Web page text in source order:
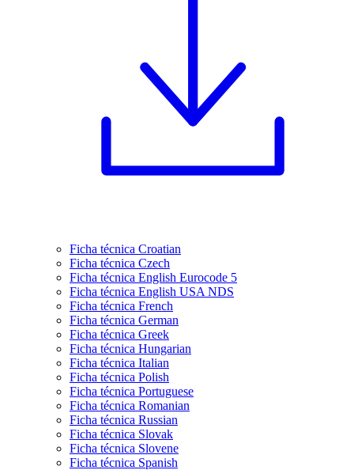
Ficha técnica Croatian
Ficha técnica Czech
Ficha técnica English Eurocode 5
Ficha técnica English USA NDS
Ficha técnica French
Ficha técnica German
Ficha técnica Greek
Ficha técnica Hungarian
Ficha técnica Italian
Ficha técnica Polish
Ficha técnica Portuguese
Ficha técnica Romanian
Ficha técnica Russian
Ficha técnica Slovak
Ficha técnica Slovene
Ficha técnica Spanish